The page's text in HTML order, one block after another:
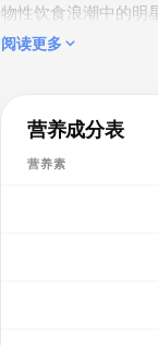
物性饮食浪潮中的明
微量营养素详情
剂。这个含钙量甚
物性食品中极为难
作用，保护细胞免
收和利用。磷97mg
豆腐本身味道清淡
阅读更多
营养成分表
营养素